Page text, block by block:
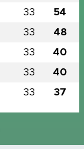
33 54
33 48
33 40
33 40
33 37